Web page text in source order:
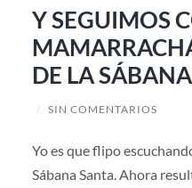
Y SEGUIMOS
DE LA
/ SIN COMENTARIOS
Yo es que flipo
Sábana Santa. Ahora